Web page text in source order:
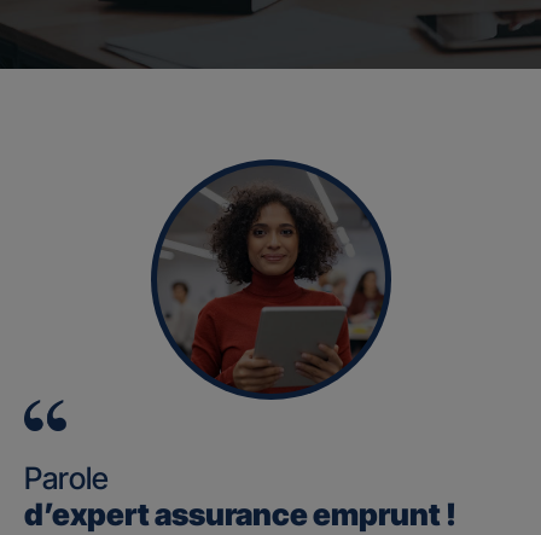
Parole
d’expert assurance emprunt !